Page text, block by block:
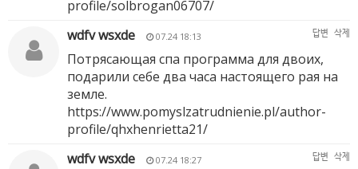
profile/solbrogan06707/
wdfv wsxde
07.24 18:13 답변 삭제
Потрясающая спа программа для двоих,
подарили себе два часа настоящего рая на
земле.
https://www.pomyslzatrudnienie.pl/author-
profile/qhxhenrietta21/
wdfv wsxde
07.24 18:27 답변 삭제